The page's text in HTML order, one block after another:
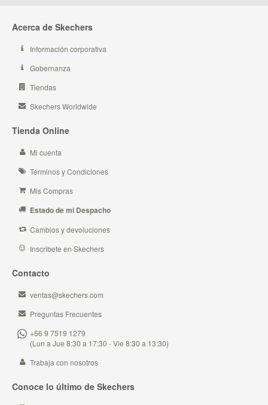
Acerca de Skechers
Información corporativa
Gobernanza
Tiendas
Skechers Worldwide
Tienda Online
Mi cuenta
Términos y Condiciones
Mis Compras
Estado de mi Despacho
Cambios y devoluciones
Inscribete en Skechers
Contacto
ventas@skechers.com
Preguntas Frecuentes
+56 9 7519 1279
(Lun a Jue 8:30 a 17:30 - Vie 8:30 a 13:30)
Trabaja con nosotros
Conoce lo último de Skechers